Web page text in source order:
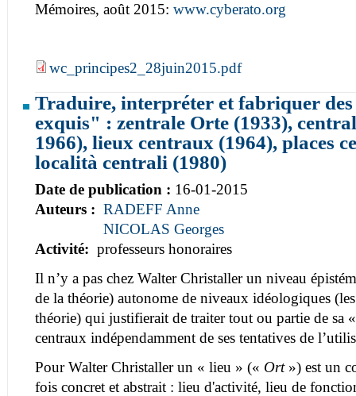
Mémoires, août 2015: www.cyberato.org
wc_principes2_28juin2015.pdf
Traduire, interpréter et fabriquer
exquis" : zentrale Orte (1933),
1966), lieux centraux (1964), places
località centrali (1980)
Date de publication : 16-01-2015
Auteurs : RADEFF Anne
NICOLAS Georges
Activité: professeurs honoraires
Il n’y a pas chez Walter Christaller un niveau
de la théorie) autonome de niveaux idéologiques
théorie) qui justifierait de traiter tout ou partie de sa
centraux indépendamment de ses tentatives de
Pour Walter Christaller un « lieu » (« Ort ») est un
fois concret et abstrait : lieu d'activité, lieu de